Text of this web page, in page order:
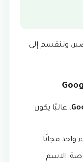
وتنقسم إلى
، غالبًا يكون
واحد مجانًا.
الاسم